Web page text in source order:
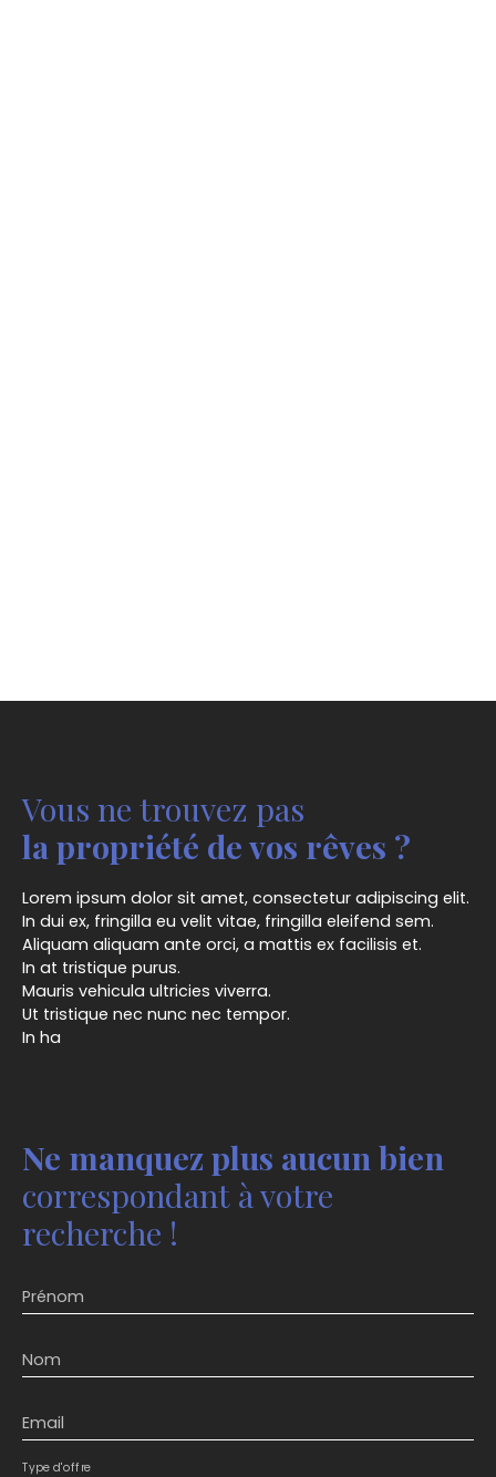
Vous ne trouvez pas
la propriété de vos rêves ?
Lorem ipsum dolor sit amet, consectetur adipiscing elit.
In dui ex, fringilla eu velit vitae, fringilla eleifend sem.
Aliquam aliquam ante orci, a mattis ex facilisis et.
In at tristique purus.
Mauris vehicula ultricies viverra.
Ut tristique nec nunc nec tempor.
In ha
Ne manquez plus aucun bien
correspondant à votre
recherche !
Prénom
Nom
Email
Type d'offre